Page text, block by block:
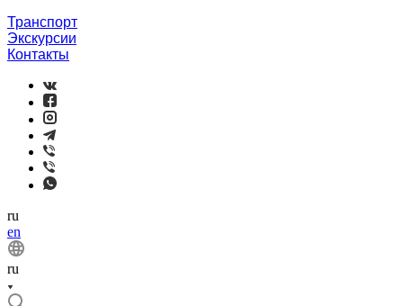
Транспорт
Экскурсии
Контакты
ru
en
ru